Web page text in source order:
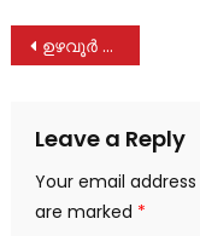
Post
ഉഴവൂർ ഗ്രാമപഞ്ചായത്തിന്റെ നേതൃത്വത്തിൽ വിദ്യാർത്ഥികൾക്ക് കുട വിതരണം ചെയ്തു
Leave a Reply
Your email
are marked *